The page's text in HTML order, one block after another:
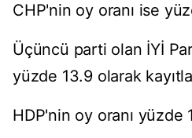
CHP'nin oy oranı ise
Üçüncü parti olan İYİ
yüzde 13.9 olarak
HDP'nin oy oranı yüzde